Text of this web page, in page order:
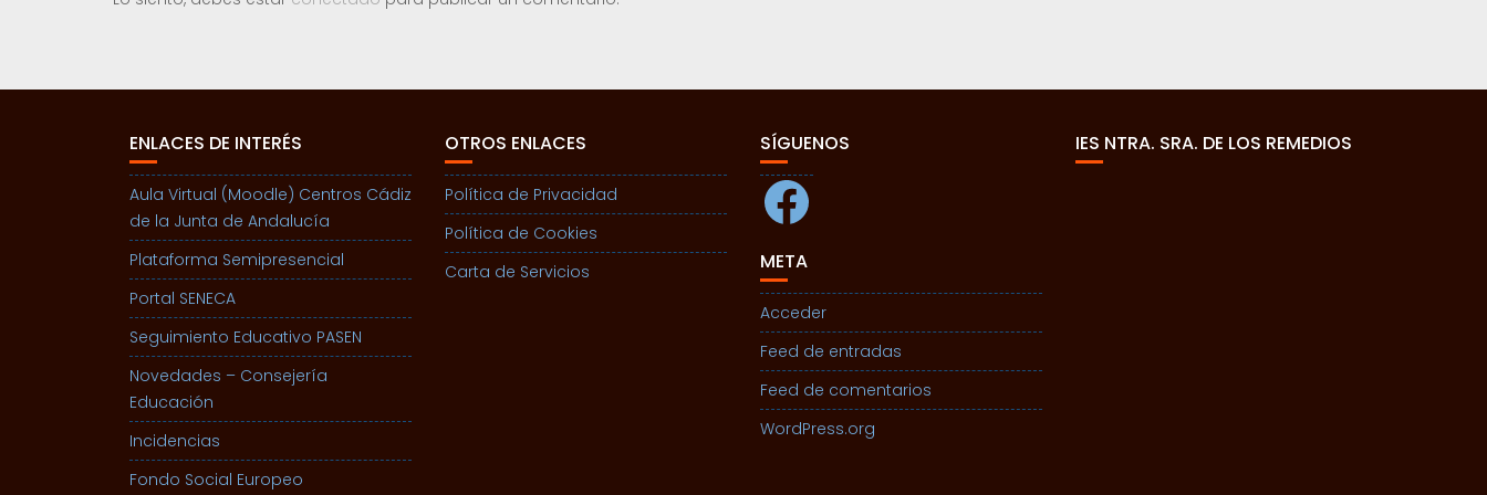
ENLACES DE INTERÉS
Aula Virtual (Moodle) Centros Cádiz
de la Junta de Andalucía
Plataforma Semipresencial
Portal SENECA
Seguimiento Educativo PASEN
Novedades – Consejería
Educación
Incidencias
Fondo Social Europeo
OTROS ENLACES
Política de Privacidad
Política de Cookies
Carta de Servicios
SÍGUENOS
Facebook
META
Acceder
Feed de entradas
Feed de comentarios
WordPress.org
IES NTRA. SRA. DE LOS REMEDIOS